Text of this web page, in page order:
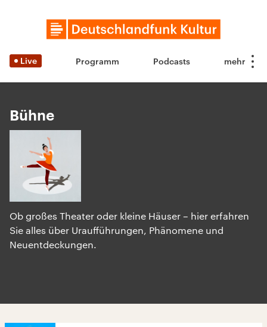
Live Programm Podcasts
Bühne
Ob großes Theater oder kleine Häuser – hier erfahren
Sie alles über Uraufführungen, Phänomene und
Neuentdeckungen.